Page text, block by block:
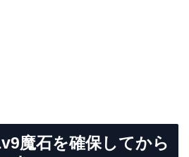
魔石を確保してから